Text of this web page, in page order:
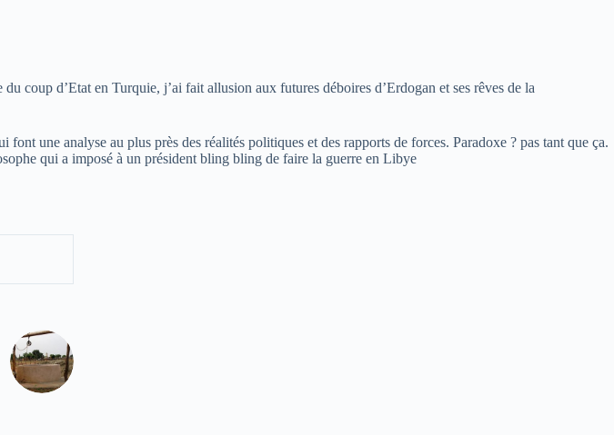
coup d’Etat en Turquie, j’ai fait allusion aux futures déboires d’Erdogan et ses rêves de la
une analyse au plus près des réalités politiques et des rapports de forces. Paradoxe ? pas tant que ça.
qui a imposé à un président bling bling de faire la guerre en Libye